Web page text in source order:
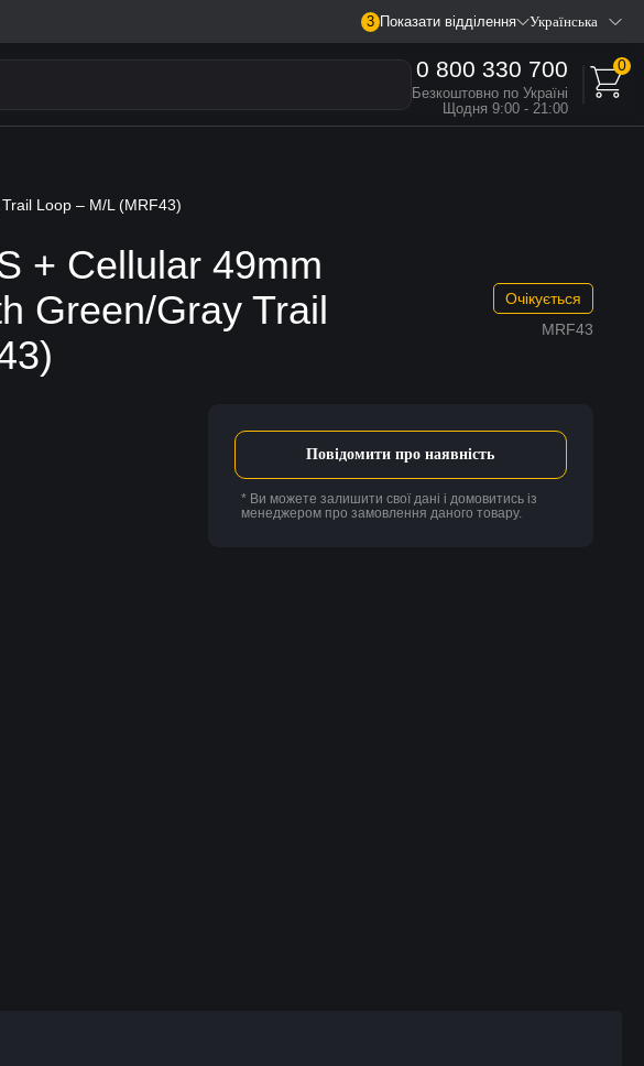
3 Показати відділення Українська
0 800 330 700
Безкоштовно по Україні
Щодня 9:00 - 21:00
0
Loop – M/L (MRF43)
+ Cellular 49mm
Green/Gray Trail
MRF43
Очікується
Повідомити про наявність
* Ви можете залишити свої дані і домовитись із
менеджером про замовлення даного товару.